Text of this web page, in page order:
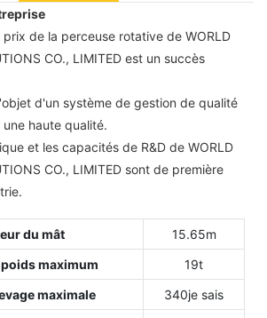
prix de la perceuse rotative de WORLD
CO., LIMITED est un succès
d'un système de gestion de qualité
haute qualité.
et les capacités de R&D de WORLD
CO., LIMITED sont de première
du mât
15.65m
maximum
19t
maximale
340je sais